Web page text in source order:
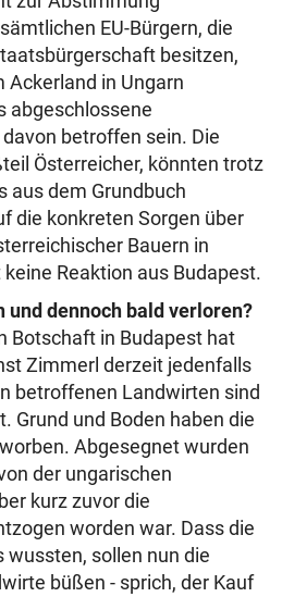
EU-Bürgern, die
besitzen,
Ackerland in Ungarn
abgeschlossene
betroffen sein. Die
Österreicher, könnten trotz
aus dem Grundbuch
die konkreten Sorgen über
Bauern in
Reaktion aus Budapest.
und dennoch bald verloren?
Botschaft in Budapest hat
Zimmerl derzeit jedenfalls
betroffenen Landwirten sind
Grund und Boden haben die
Abgesegnet wurden
der ungarischen
kurz zuvor die
worden war. Dass die
sollen nun die
büßen - sprich, der Kauf